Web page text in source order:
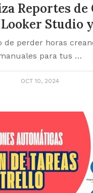
Reportes de
Studio
de perder horas
para tus …
OCT 10, 2024